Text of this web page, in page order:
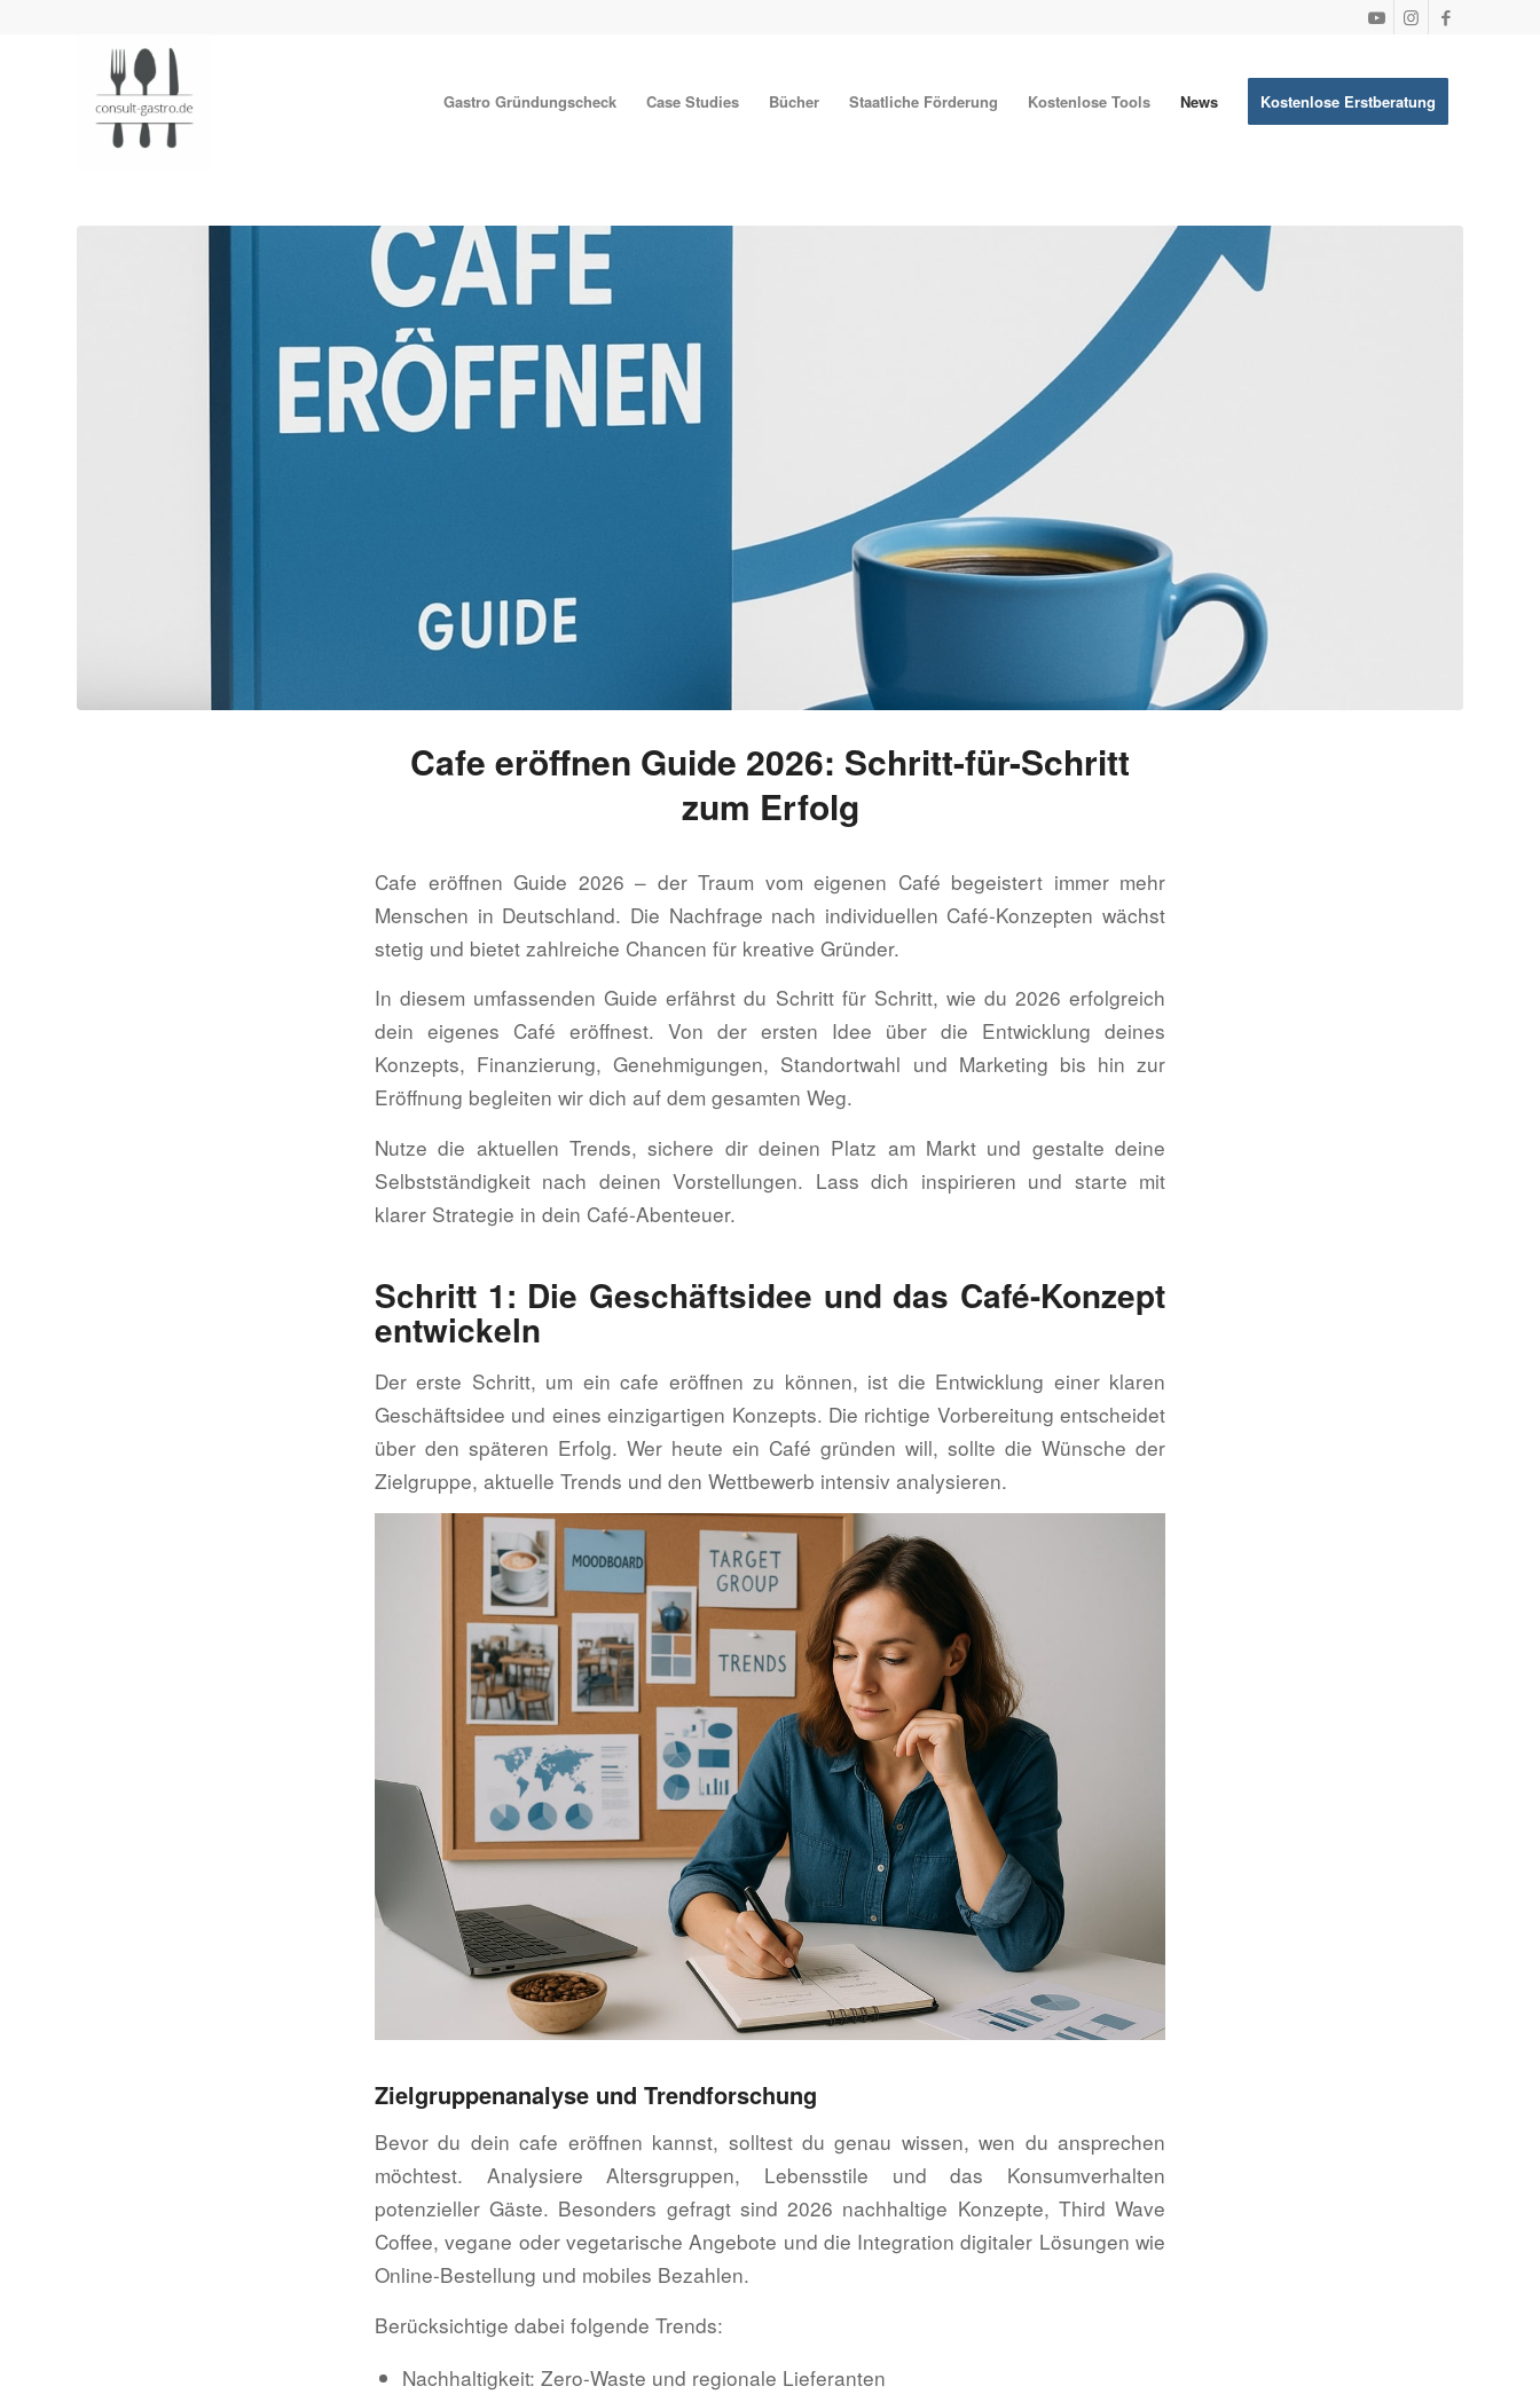
Gastro Gründungscheck Case Studies Bücher Staatliche Förderung Kostenlose Tools News Kostenlose Erstberatung
Cafe eröffnen Guide 2026: Schritt-für-Schritt
zum Erfolg
Cafe eröffnen Guide 2026 – der Traum vom eigenen Café begeistert immer mehr
Menschen in Deutschland. Die Nachfrage nach individuellen Café-Konzepten wächst
stetig und bietet zahlreiche Chancen für kreative Gründer.
In diesem umfassenden Guide erfährst du Schritt für Schritt, wie du 2026 erfolgreich
dein eigenes Café eröffnest. Von der ersten Idee über die Entwicklung deines
Konzepts, Finanzierung, Genehmigungen, Standortwahl und Marketing bis hin zur
Eröffnung begleiten wir dich auf dem gesamten Weg.
Nutze die aktuellen Trends, sichere dir deinen Platz am Markt und gestalte deine
Selbstständigkeit nach deinen Vorstellungen. Lass dich inspirieren und starte mit
klarer Strategie in dein Café-Abenteuer.
Schritt 1: Die Geschäftsidee und das Café-Konzept
entwickeln
Der erste Schritt, um ein cafe eröffnen zu können, ist die Entwicklung einer klaren
Geschäftsidee und eines einzigartigen Konzepts. Die richtige Vorbereitung entscheidet
über den späteren Erfolg. Wer heute ein Café gründen will, sollte die Wünsche der
Zielgruppe, aktuelle Trends und den Wettbewerb intensiv analysieren.
Zielgruppenanalyse und Trendforschung
Bevor du dein cafe eröffnen kannst, solltest du genau wissen, wen du ansprechen
möchtest. Analysiere Altersgruppen, Lebensstile und das Konsumverhalten
potenzieller Gäste. Besonders gefragt sind 2026 nachhaltige Konzepte, Third Wave
Coffee, vegane oder vegetarische Angebote und die Integration digitaler Lösungen wie
Online-Bestellung und mobiles Bezahlen.
Berücksichtige dabei folgende Trends:
Nachhaltigkeit: Zero-Waste und regionale Lieferanten